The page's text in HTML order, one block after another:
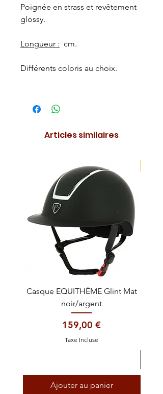
Poignée en strass et revêtement
glossy.
Longueur : cm.
Différents coloris au choix.
Articles similaires
Casque EQUITHÈME Glint Mat
noir/argent
Prix
159,00 €
Taxe Incluse
Ajouter au panier